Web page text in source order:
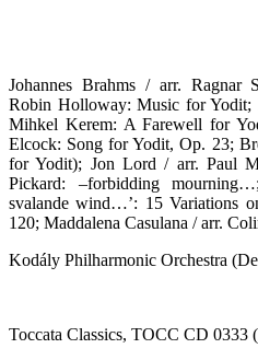
Johannes Brahms / arr. Ragnar
Robin Holloway: Music for Yodit;
Mihkel Kerem: A Farewell for
Elcock: Song for Yodit, Op. 23;
for Yodit); Jon Lord / arr. Paul
Pickard: –forbidding
svalande wind…’: 15 Variations
120; Maddalena Casulana / arr.
Kodály Philharmonic Orchestra
Toccata Classics, TOCC CD 0333